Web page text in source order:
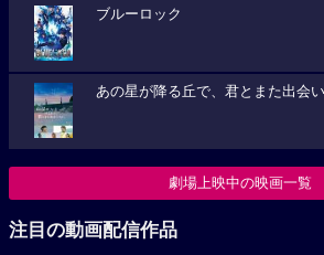
ブルーロック
あの星が降る丘で、君とまた出会い
劇場上映中の映画一覧
注目の動画配信作品